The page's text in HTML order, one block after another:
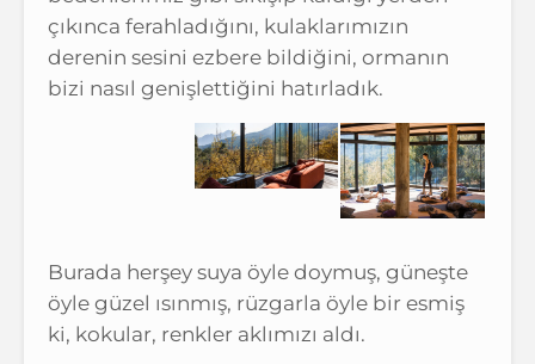
çıkınca ferahladığını, kulaklarımızın
derenin sesini ezbere bildiğini, ormanın
bizi nasıl genişlettiğini hatırladık.
Burada herşey suya öyle doymuş, güneşte
öyle güzel ısınmış, rüzgarla öyle bir esmiş
ki, kokular, renkler aklımızı aldı.